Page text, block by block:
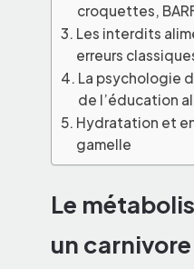
croquettes,
Les interdits
erreurs
La psychologie
de l’éducation
Hydratation et
gamelle
Le
un